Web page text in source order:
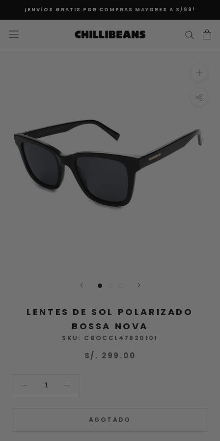
¡ENVÍOS GRATIS POR COMPRAS MAYORES A S/99!
LENTES DE SOL POLARIZADO
BOSSA NOVA
SKU: CBOCCL47820101
S/. 299.00
AGOTADO